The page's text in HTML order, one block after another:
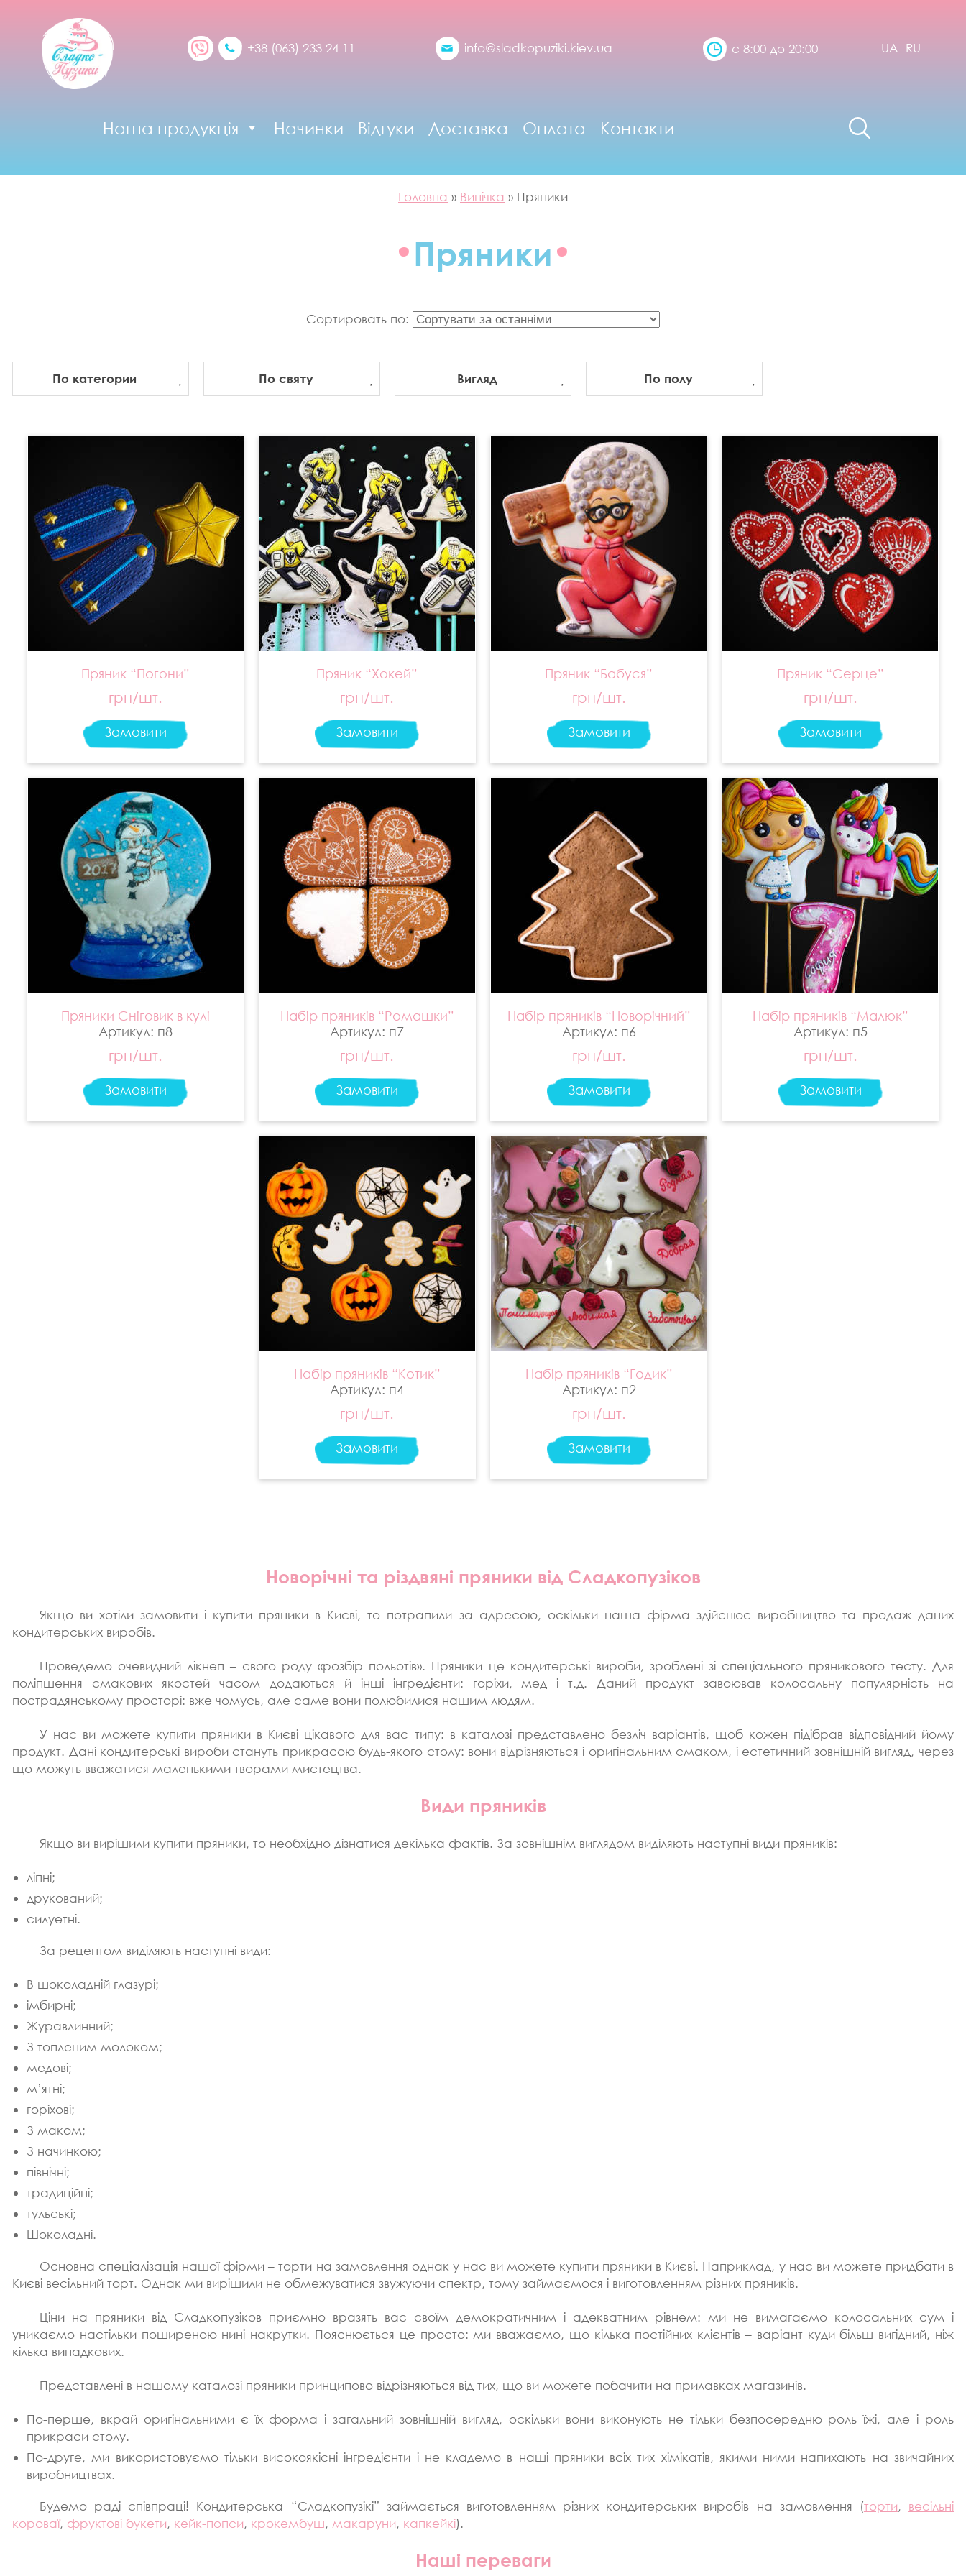
+38 (063) 233 24 11 info@sladkopuziki.kiev.ua с 8:00 до 20:00 UA RU
Наша продукція Начинки Відгуки Доставка Оплата Контакти
Головна » Випічка » Пряники
Пряники
Сортировать по:
По категории По святу Вигляд По полу
Пряник “Погони”
грн/шт.
Замовити
Пряник “Хокей”
грн/шт.
Замовити
Пряник “Бабуся”
грн/шт.
Замовити
Пряник “Серце”
грн/шт.
Замовити
Пряники Сніговик в кулі
Артикул: п8
грн/шт.
Замовити
Набір пряників “Ромашки”
Артикул: п7
грн/шт.
Замовити
Набір пряників “Новорічний”
Артикул: п6
грн/шт.
Замовити
Набір пряників “Малюк”
Артикул: п5
грн/шт.
Замовити
Набір пряників “Котик”
Артикул: п4
грн/шт.
Замовити
Набір пряників “Годик”
Артикул: п2
грн/шт.
Замовити
Новорічні та різдвяні пряники від Сладкопузіков
Якщо ви хотіли замовити і купити пряники в Києві, то потрапили за адресою, оскільки наша фірма здійснює виробництво та продаж даних
кондитерських виробів.
Проведемо очевидний лікнеп – свого роду «розбір польотів». Пряники це кондитерські вироби, зроблені зі спеціального пряникового тесту. Для
поліпшення смакових якостей часом додаються й інші інгредієнти: горіхи, мед і т.д. Даний продукт завоював колосальну популярність на
пострадянському просторі: вже чомусь, але саме вони полюбилися нашим людям.
У нас ви можете купити пряники в Києві цікавого для вас типу: в каталозі представлено безліч варіантів, щоб кожен підібрав відповідний йому
продукт. Дані кондитерські вироби стануть прикрасою будь-якого столу: вони відрізняються і оригінальним смаком, і естетичний зовнішній вигляд, через
що можуть вважатися маленькими творами мистецтва.
Види пряників
Якщо ви вирішили купити пряники, то необхідно дізнатися декілька фактів. За зовнішнім виглядом виділяють наступні види пряників:
ліпні;
друкований;
силуетні.
За рецептом виділяють наступні види:
В шоколадній глазурі;
імбирні;
Журавлинний;
З топленим молоком;
медові;
м’ятні;
горіхові;
З маком;
З начинкою;
північні;
традиційні;
тульські;
Шоколадні.
Основна спеціалізація нашої фірми – торти на замовлення однак у нас ви можете купити пряники в Києві. Наприклад, у нас ви можете придбати в
Києві весільний торт. Однак ми вирішили не обмежуватися звужуючи спектр, тому займаємося і виготовленням різних пряників.
Ціни на пряники від Сладкопузіков приємно вразять вас своїм демократичним і адекватним рівнем: ми не вимагаємо колосальних сум і
уникаємо настільки поширеною нині накрутки. Пояснюється це просто: ми вважаємо, що кілька постійних клієнтів – варіант куди більш вигідний, ніж
кілька випадкових.
Представлені в нашому каталозі пряники принципово відрізняються від тих, що ви можете побачити на прилавках магазинів.
По-перше, вкрай оригінальними є їх форма і загальний зовнішній вигляд, оскільки вони виконують не тільки безпосередню роль їжі, але і роль
прикраси столу.
По-друге, ми використовуємо тільки високоякісні інгредієнти і не кладемо в наші пряники всіх тих хімікатів, якими ними напихають на звичайних
виробництвах.
Будемо раді співпраці! Кондитерська “Сладкопузікі” займається виготовленням різних кондитерських виробів на замовлення (торти, весільні
короваї, фруктові букети, кейк-попси, крокембуш, макаруни, капкейкі).
Наші переваги